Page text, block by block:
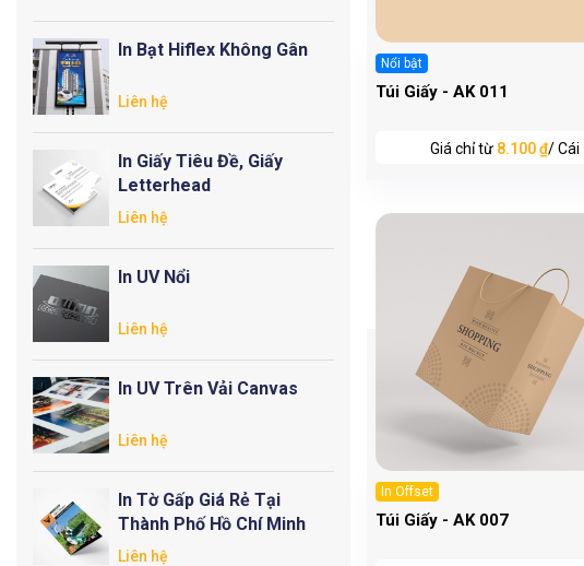
In Bạt Hiflex Không Gân
Liên hệ
In Giấy Tiêu Đề, Giấy
Letterhead
Liên hệ
In UV Nổi
Liên hệ
In UV Trên Vải Canvas
Liên hệ
In Tờ Gấp Giá Rẻ Tại
Thành Phố Hồ Chí Minh
Liên hệ
Nổi bật
Túi Giấy - AK 011
Giá chỉ từ 8.100 ₫/ Cái
In Offset
Túi Giấy - AK 007